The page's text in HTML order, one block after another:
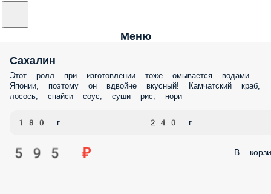
Меню
Сахалин
Этот ролл при изготовлении тоже омывается водами
Японии, поэтому он вдвойне вкусный! Камчатский краб,
лосось, спайси соус, суши рис, нори
180 г. 240 г.
595 ₽ В